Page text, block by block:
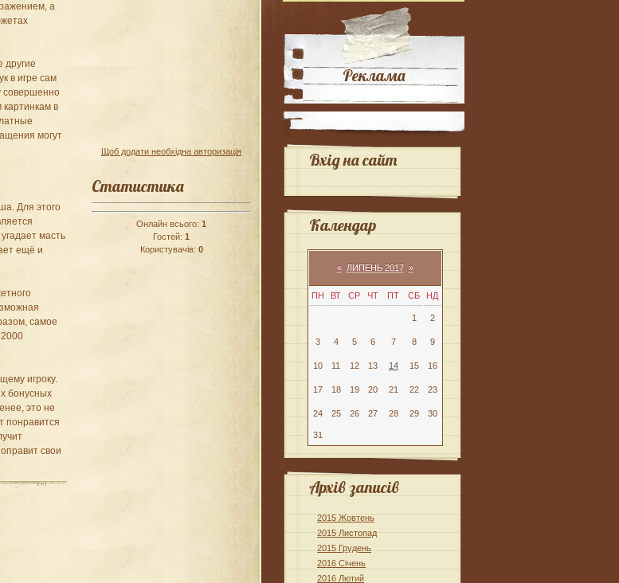
а
другие
в игре сам
совершенно
в
могут
Для этого
масть
ещё и
самое
игроку.
бонусных
это не
понравится
свои
Щоб додати необхідна авторизація
Статистика
Онлайн всього: 1
Гостей: 1
Користувачів: 0
Реклама
Вхід на сайт
Календар
« ЛИПЕНЬ 2017 »
ПН ВТ СР ЧТ ПТ СБ НД
1 2
3 4 5 6 7 8 9
10 11 12 13 14 15 16
17 18 19 20 21 22 23
24 25 26 27 28 29 30
31
Архів записів
2015 Жовтень
2015 Листопад
2015 Грудень
2016 Січень
2016 Лютий